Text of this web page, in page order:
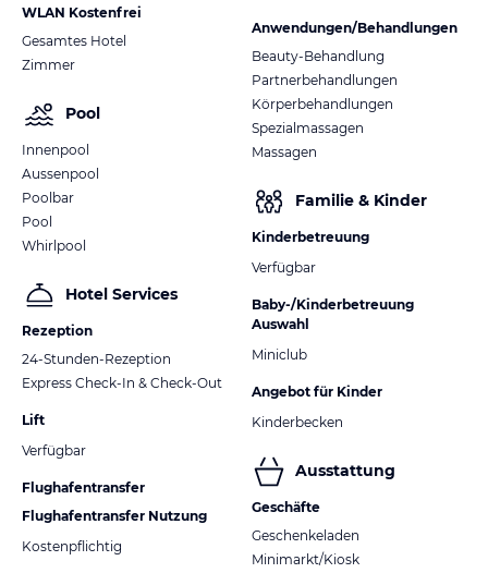
WLAN Kostenfrei
Gesamtes Hotel
Zimmer
Pool
Innenpool
Aussenpool
Poolbar
Pool
Whirlpool
Hotel Services
Rezeption
24-Stunden-Rezeption
Express Check-In & Check-Out
Lift
Verfügbar
Flughafentransfer
Flughafentransfer Nutzung
Kostenpflichtig
Anwendungen/Behandlungen
Beauty-Behandlung
Partnerbehandlungen
Körperbehandlungen
Spezialmassagen
Massagen
Familie & Kinder
Kinderbetreuung
Verfügbar
Baby-/Kinderbetreuung
Auswahl
Miniclub
Angebot für Kinder
Kinderbecken
Ausstattung
Geschäfte
Geschenkeladen
Minimarkt/Kiosk